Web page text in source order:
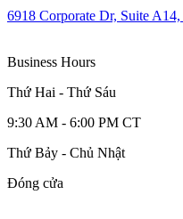
6918 Corporate Dr, Suite
Business Hours
Thứ Hai - Thứ Sáu
9:30 AM - 6:00 PM CT
Thứ Bảy - Chủ Nhật
Đóng cửa